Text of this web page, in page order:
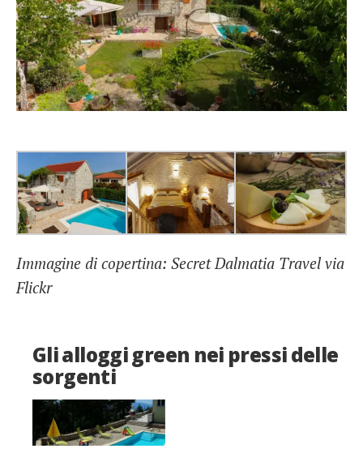
Immagine di copertina: Secret Dalmatia Travel via
Flickr
Gli alloggi green nei pressi delle
sorgenti